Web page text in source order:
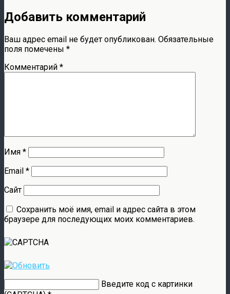
Добавить комментарий
Ваш адрес email не будет опубликован. Обязательные
поля помечены *
Комментарий *
Имя *
Email *
Сайт
Сохранить моё имя, email и адрес сайта в этом
браузере для последующих моих комментариев.
Введите код с картинки